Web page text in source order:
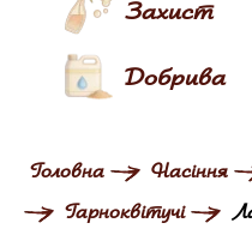
Захист
Добрива
Головна Насіння
Гарноквітучі